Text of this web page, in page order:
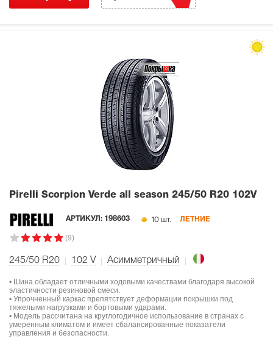
Pirelli Scorpion Verde all season 245/50 R20 102V
АРТИКУЛ: 198603 10 шт. ЛЕТНИЕ
(9)
245/50 R20 102 V Асимметричный
• Шина обладает отличными ходовыми качествами благодаря высокой
эластичности резиновой смеси.
• Упрочненный каркас препятствует деформации покрышки под
тяжелыми нагрузками и бортовыми ударами.
• Модель рассчитана на круглогодичное использование в странах с
умеренным климатом и имеет сбалансированные показатели
управления и безопасности.